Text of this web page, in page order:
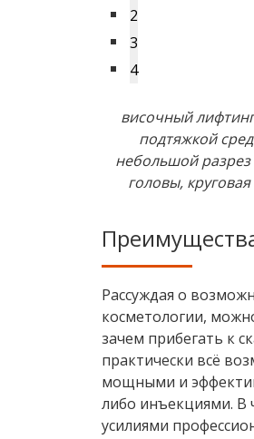
2
3
4
височный
подтяжкой
небольшой разрез
головы,
Рассуждая о
косметологии,
зачем прибегать к
практически всё
мощными и
либо инъекциями. В
усилиями